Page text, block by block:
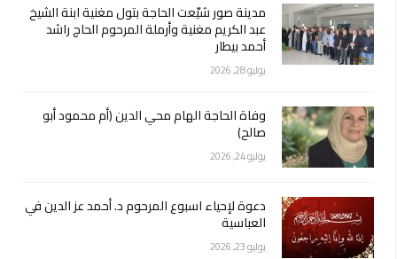
مدينة صور شيّعت الحاجة بتول مغنية ابنة الشيخ
عبد الكريم مغنية وأرملة المرحوم الحاج راشد
أحمد بيطار
يوليو 28, 2026
وفاة الحاجة الهام محي الدين (أم محمود أبو
صالح)
يوليو 24, 2026
دعوة لإحياء اسبوع المرحوم د. أحمد عز الدين في
العباسية
يوليو 23, 2026